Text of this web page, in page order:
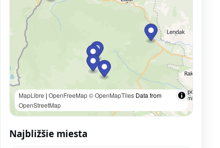
MapLibre | OpenFreeMap© OpenMapTiles Data from
OpenStreetMap
Najbližšie miesta